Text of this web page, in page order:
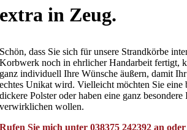
extra in Zeug.
Schön, dass Sie sich für unsere Strandkörbe
Korbwerk noch in ehrlicher Handarbeit fertigt,
ganz individuell Ihre Wünsche äußern, damit
echtes Unikat wird. Vielleicht möchten Sie eine
dickere Polster oder haben eine ganz besondere
verwirklichen wollen.
Rufen Sie mich unter 038375 242392 an